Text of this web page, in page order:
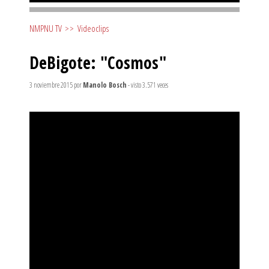
NMPNU TV >> Videoclips
DeBigote: "Cosmos"
3 noviembre 2015porManolo Bosch- visto 3.571 veces